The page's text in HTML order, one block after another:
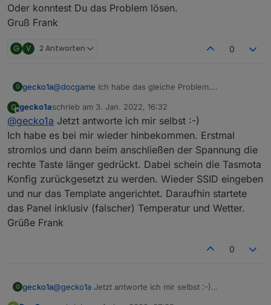
erneutes Verbinden geht auch nicht meht.
ist das swipen am Touchdisplay und die 2 Tasten
Ich habe auch schon ein Update auf die normale
"autoexec.be" müssten stimmen und das Template
habe ich von Blakadder übernommen.
Kann mir jemand weiterhelfen?
Oder konntest Du das Problem lösen.
Gruß Frank
G V 2 Antworten 0
G gecko1a@docgame Ich habe das gleiche Problem.
und ich bekomme Wetter/ Uhrzeit und auch Widgets
angezeigt, bei meinem Zweiten nicht. ich meine alles
gleich gemacht zu haben ...
Hat jemand die original Firmware noch? Ich habe
diese leider nicht gesichert und wollte nochmal an
den Anfang zurück.
Oder konntest Du das Problem lösen.
Gruß Frank
G
Offline
gecko1aschrieb am 3. Jan. 2022, 16:32
zuletzt editiert von
@gecko1a Jetzt antworte ich mir selbst :-)
Ich habe es bei mir wieder hinbekommen. Erstmal
stromlos und dann beim anschließen der Spannung die
rechte Taste länger gedrückt. Dabei schein die Tasmota
Konfig zurückgesetzt zu werden. Wieder SSID eingeben
und nur das Template angerichtet. Daraufhin startete
das Panel inklusiv (falscher) Temperatur und Wetter.
Grüße Frank
0
G gecko1a@gecko1a Jetzt antworte ich mir selbst :-)